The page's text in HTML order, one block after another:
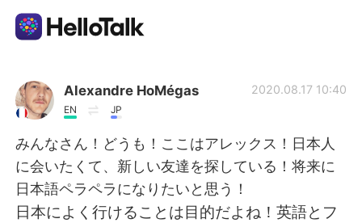
語学交換アプリ
AI Grammar Checker
日本語
Alexandre HoMégas
EN JP
2020.08.17 10:40
みんなさん！どうも！ここはアレックス！日本人
に会いたくて、新しい友達を探している！将来に
日本語ペラペラになりたいと思う！
日本によく行けることは目的だよね！英語とフ